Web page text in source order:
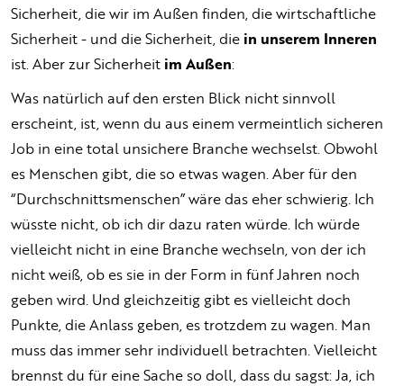
Sicherheit, die wir im Außen finden, die wirtschaftliche
Sicherheit - und die Sicherheit, die in unserem Inneren
ist. Aber zur Sicherheit im Außen:
Was natürlich auf den ersten Blick nicht sinnvoll
erscheint, ist, wenn du aus einem vermeintlich sicheren
Job in eine total unsichere Branche wechselst. Obwohl
es Menschen gibt, die so etwas wagen. Aber für den
“Durchschnittsmenschen” wäre das eher schwierig. Ich
wüsste nicht, ob ich dir dazu raten würde. Ich würde
vielleicht nicht in eine Branche wechseln, von der ich
nicht weiß, ob es sie in der Form in fünf Jahren noch
geben wird. Und gleichzeitig gibt es vielleicht doch
Punkte, die Anlass geben, es trotzdem zu wagen. Man
muss das immer sehr individuell betrachten. Vielleicht
brennst du für eine Sache so doll, dass du sagst: Ja, ich